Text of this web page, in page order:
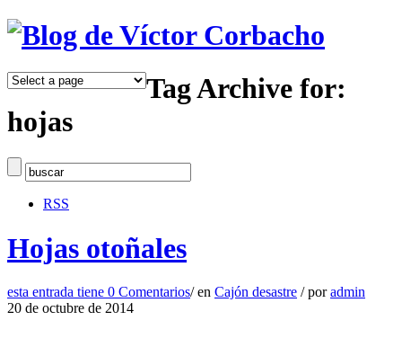
Tag Archive for:
hojas
RSS
Hojas otoñales
esta entrada tiene 0 Comentarios/ en Cajón desastre / poradmin
20 de octubre de 2014